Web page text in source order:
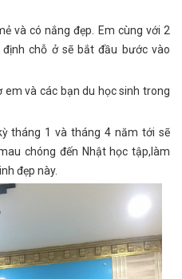
và có nắng đẹp. Em cùng với 2
chỗ ở sẽ bắt đầu bước vào
và các bạn du học sinh trong
tháng 1 và tháng 4 năm tới sẽ
chóng đến Nhật học tập,làm
đẹp này.